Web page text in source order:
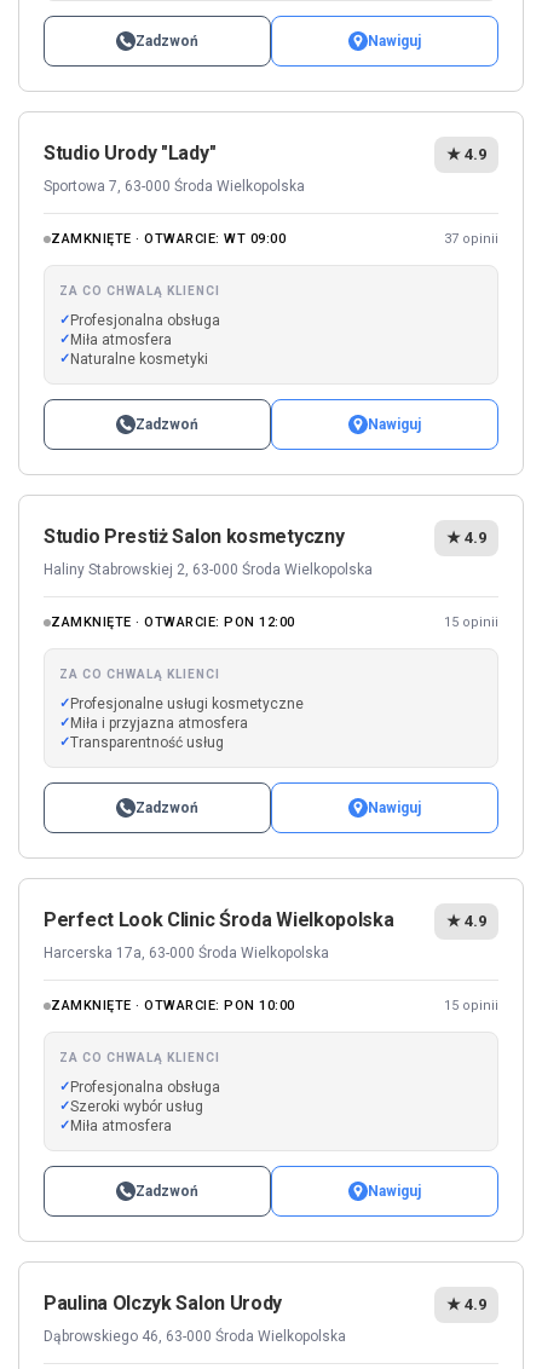
Zadzwoń Nawiguj
Studio Urody "Lady"
Sportowa 7, 63-000 Środa Wielkopolska
★ 4.9
ZAMKNIĘTE · OTWARCIE: WT 09:00 37 opinii
ZA CO CHWALĄ KLIENCI
Profesjonalna obsługa
Miła atmosfera
Naturalne kosmetyki
Zadzwoń Nawiguj
Studio Prestiż Salon kosmetyczny
Haliny Stabrowskiej 2, 63-000 Środa Wielkopolska
★ 4.9
ZAMKNIĘTE · OTWARCIE: PON 12:00 15 opinii
ZA CO CHWALĄ KLIENCI
Profesjonalne usługi kosmetyczne
Miła i przyjazna atmosfera
Transparentność usług
Zadzwoń Nawiguj
Perfect Look Clinic Środa Wielkopolska
Harcerska 17a, 63-000 Środa Wielkopolska
★ 4.9
ZAMKNIĘTE · OTWARCIE: PON 10:00 15 opinii
ZA CO CHWALĄ KLIENCI
Profesjonalna obsługa
Szeroki wybór usług
Miła atmosfera
Zadzwoń Nawiguj
Paulina Olczyk Salon Urody
Dąbrowskiego 46, 63-000 Środa Wielkopolska
★ 4.9